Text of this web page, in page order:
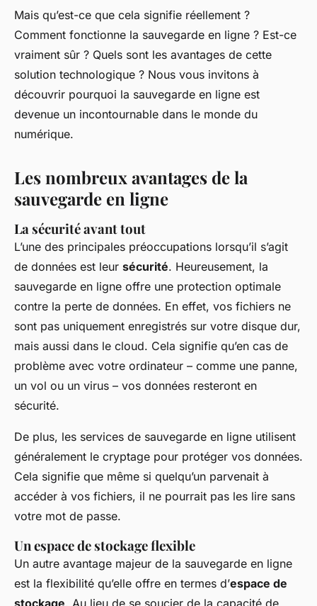
Mais qu’est-ce que cela signifie réellement ?
Comment fonctionne la sauvegarde en ligne ? Est-ce
vraiment sûr ? Quels sont les avantages de cette
solution technologique ? Nous vous invitons à
découvrir pourquoi la sauvegarde en ligne est
devenue un incontournable dans le monde du
numérique.
Les nombreux avantages de la
sauvegarde en ligne
La sécurité avant tout
L’une des principales préoccupations lorsqu’il s’agit
de données est leur sécurité. Heureusement, la
sauvegarde en ligne offre une protection optimale
contre la perte de données. En effet, vos fichiers ne
sont pas uniquement enregistrés sur votre disque dur,
mais aussi dans le cloud. Cela signifie qu’en cas de
problème avec votre ordinateur – comme une panne,
un vol ou un virus – vos données resteront en
sécurité.
De plus, les services de sauvegarde en ligne utilisent
généralement le cryptage pour protéger vos données.
Cela signifie que même si quelqu’un parvenait à
accéder à vos fichiers, il ne pourrait pas les lire sans
votre mot de passe.
Un espace de stockage flexible
Un autre avantage majeur de la sauvegarde en ligne
est la flexibilité qu’elle offre en termes d’espace de
stockage. Au lieu de se soucier de la capacité de